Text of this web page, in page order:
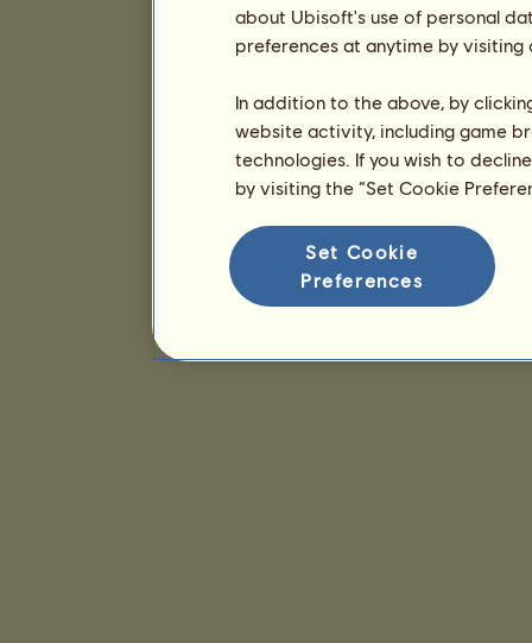
about Ubisoft's use of personal
preferences at anytime by
In addition to the above, by
website activity, including game
technologies. If you wish to
by visiting the “Set Cookie
Set Cookie
Preferences